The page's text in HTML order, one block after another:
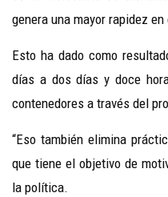
genera una mayor rapidez
Esto ha dado como
días a dos días y doce
contenedores a través del
“Eso también elimina
que tiene el objetivo de
la política.